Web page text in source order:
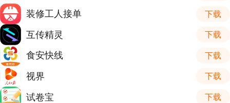
装修工人接单 下载
互传精灵 下载
食安快线 下载
视界 下载
试卷宝 下载